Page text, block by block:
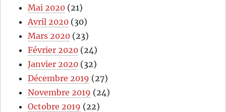
Mai 2020 (21)
Avril 2020 (30)
Mars 2020 (23)
Février 2020 (24)
Janvier 2020 (32)
Décembre 2019 (27)
Novembre 2019 (24)
Octobre 2019 (22)